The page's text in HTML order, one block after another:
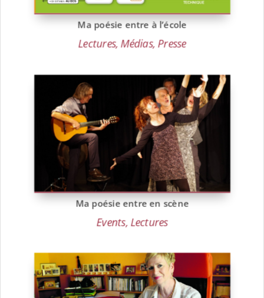
Ma poésie entre à l’école
Lectures, Médias, Presse
Ma poésie entre en scène
Events, Lectures